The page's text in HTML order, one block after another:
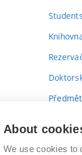
About
We use cookies to